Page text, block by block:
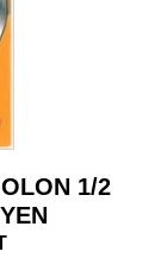
1/2